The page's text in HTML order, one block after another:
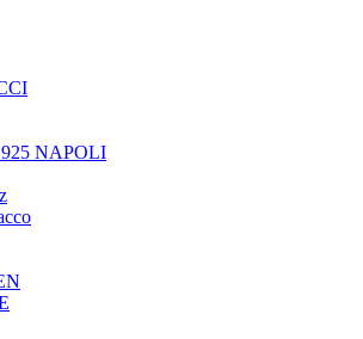
NAPOLI